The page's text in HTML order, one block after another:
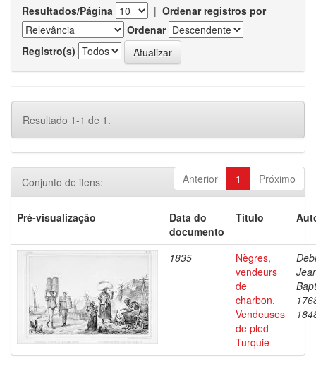
Resultados/Página | Ordenar registros por
Ordenar
Registro(s)
Resultado 1-1 de 1.
Anterior 1 Próximo
Conjunto de itens:
Pré-visualização
Data do
documento
Título
1835
Nègres,
vendeurs
de
charbon.
Vendeuses
de pled
Turquie